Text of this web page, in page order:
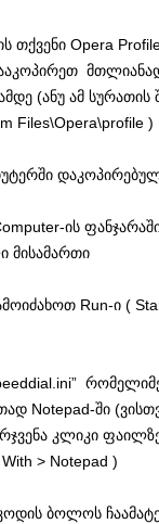
თქვენი Opera
(ანუ ამ სურათის
Files\Opera\profile )
ის
მისამართი
Run-ი (
Notepad-ში
კლიკი
> Notepad )
ბოლოს